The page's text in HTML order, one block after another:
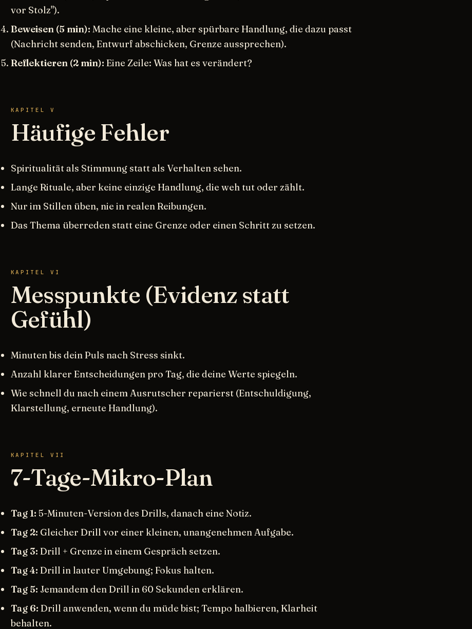
vor Stolz").
Beweisen (5 min): Mache eine kleine, aber spürbare Handlung, die dazu passt
(Nachricht senden, Entwurf abschicken, Grenze aussprechen).
Reflektieren (2 min): Eine Zeile: Was hat es verändert?
KAPITEL V
Häufige Fehler
Spiritualität als Stimmung statt als Verhalten sehen.
Lange Rituale, aber keine einzige Handlung, die weh tut oder zählt.
Nur im Stillen üben, nie in realen Reibungen.
Das Thema überreden statt eine Grenze oder einen Schritt zu setzen.
KAPITEL VI
Messpunkte (Evidenz statt
Gefühl)
Minuten bis dein Puls nach Stress sinkt.
Anzahl klarer Entscheidungen pro Tag, die deine Werte spiegeln.
Wie schnell du nach einem Ausrutscher reparierst (Entschuldigung,
Klarstellung, erneute Handlung).
KAPITEL VII
7-Tage-Mikro-Plan
Tag 1: 5-Minuten-Version des Drills, danach eine Notiz.
Tag 2: Gleicher Drill vor einer kleinen, unangenehmen Aufgabe.
Tag 3: Drill + Grenze in einem Gespräch setzen.
Tag 4: Drill in lauter Umgebung; Fokus halten.
Tag 5: Jemandem den Drill in 60 Sekunden erklären.
Tag 6: Drill anwenden, wenn du müde bist; Tempo halbieren, Klarheit
behalten.